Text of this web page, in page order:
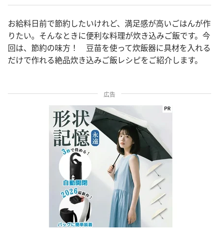
お給料日前で節約したいけれど、満足感が高いごはんが作
りたい。そんなときに便利な料理が炊き込みご飯です。今
回は、節約の味方！ 豆苗を使って炊飯器に具材を入れる
だけで作れる絶品炊き込みご飯レシピをご紹介します。
広告